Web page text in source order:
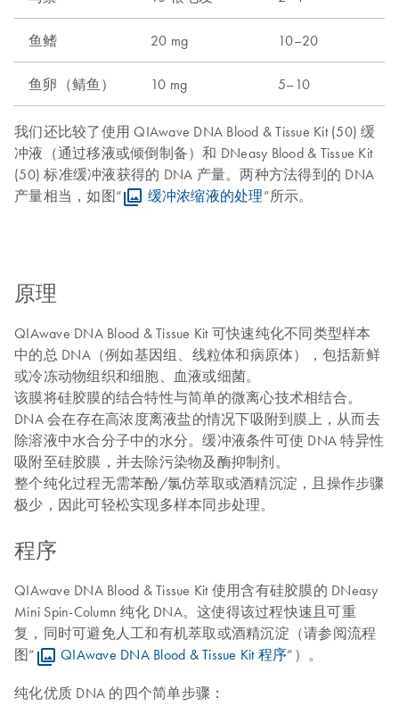
鱼鳍 20 mg 10–20
鱼卵（鲭鱼） 10 mg 5–10
我们还比较了使用 QIAwave DNA Blood & Tissue Kit (50) 缓
冲液（通过移液或倾倒制备）和 DNeasy Blood & Tissue Kit
(50) 标准缓冲液获得的 DNA 产量。两种方法得到的 DNA
产量相当，如图“
缓冲浓缩液的处理”所示。
原理
QIAwave DNA Blood & Tissue Kit 可快速纯化不同类型样本
中的总 DNA（例如基因组、线粒体和病原体），包括新鲜
或冷冻动物组织和细胞、血液或细菌。
该膜将硅胶膜的结合特性与简单的微离心技术相结合。
DNA 会在存在高浓度离液盐的情况下吸附到膜上，从而去
除溶液中水合分子中的水分。缓冲液条件可使 DNA 特异性
吸附至硅胶膜，并去除污染物及酶抑制剂。
整个纯化过程无需苯酚/氯仿萃取或酒精沉淀，且操作步骤
极少，因此可轻松实现多样本同步处理。
程序
QIAwave DNA Blood & Tissue Kit 使用含有硅胶膜的 DNeasy
Mini Spin-Column 纯化 DNA。这使得该过程快速且可重
复，同时可避免人工和有机萃取或酒精沉淀（请参阅流程
图“
QIAwave DNA Blood & Tissue Kit 程序”）。
纯化优质 DNA 的四个简单步骤：